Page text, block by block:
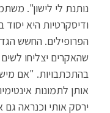
נותנת לי לישון".
ודיסקרטיות היא
הפרופילים. החשש
שהאקרים יצליחו
בהתכתבויות. "אם
אותן לתמונות
ירסק אותי וכנראה